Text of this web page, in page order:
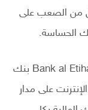
من الصعب على
الحساسة.
إضافةً إلى ذلك يوفر تطبيق بنك الاتحاد Bank al Etihad بنك
على مدار